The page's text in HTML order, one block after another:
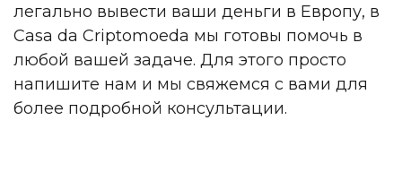
легально вывести ваши деньги в Европу, в
Casa da Criptomoeda мы готовы помочь в
любой вашей задаче. Для этого просто
напишите нам и мы свяжемся с вами для
более подробной консультации.